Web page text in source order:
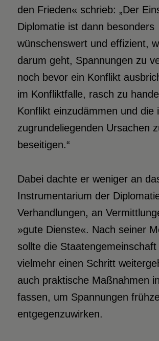
den Frieden« schrieb: „Der
Diplomatie ist dann besonders
wünschenswert und effizient,
darum geht, Spannungen zu
noch bevor ein Konflikt
im Konfliktfalle, rasch zu
Konflikt einzudämmen und die
zugrundeliegenden Ursachen
beseitigen.“
Dabei dachte er weniger an
Instrumentarium der
Verhandlungen, an
»gute Dienste«. Nach seiner
sollte die Staatengemeinschaft
vielmehr einen Schritt
auch praktische Maßnahmen
fassen, um Spannungen
entgegenzuwirken.